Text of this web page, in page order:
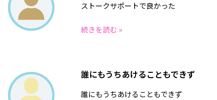
ストークサポートで良かった
続きを読む »
誰にもうちあけることもできず
誰にもうちあけることもできず